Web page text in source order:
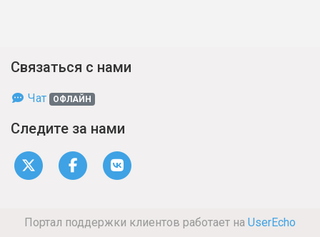
Связаться с нами
Чат ОФЛАЙН
Следите за нами
Портал поддержки клиентов работает на UserEcho